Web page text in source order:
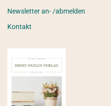
Newsletter an- /abmelden
Kontakt